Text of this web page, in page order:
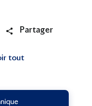
Partager
tout